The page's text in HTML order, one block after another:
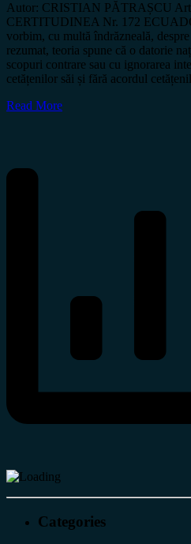
Autor: CRISTIAN PĂTRAȘCU
CERTITUDINEA Nr. 172
vorbim, cu multă îndrăzneală,
rezumat, teoria spune că o datorie
scopuri contrare sau cu ignorarea
cetățenilor săi și fără acordul
Read More
Categories